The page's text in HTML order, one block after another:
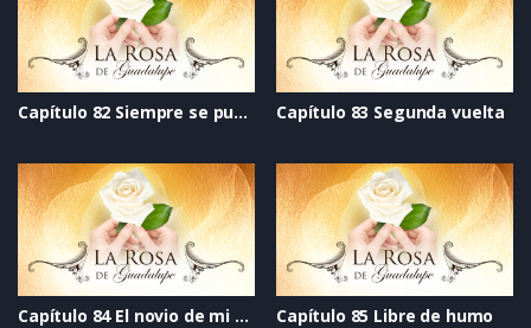
Capítulo 82 Siempre se puede Capítulo 83 Segunda vuelta
Capítulo 84 El novio de mi mejor amiga Capítulo 85 Libre de humo